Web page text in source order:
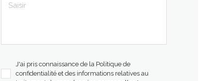
J'ai pris connaissance de la Politique de
confidentialité et des informations relatives au